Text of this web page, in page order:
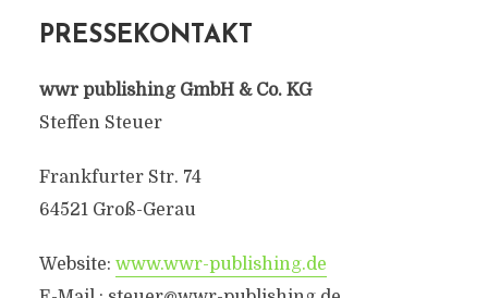
PRESSEKONTAKT
wwr publishing GmbH & Co. KG
Steffen Steuer
Frankfurter Str. 74
64521 Groß-Gerau
Website: www.wwr-publishing.de